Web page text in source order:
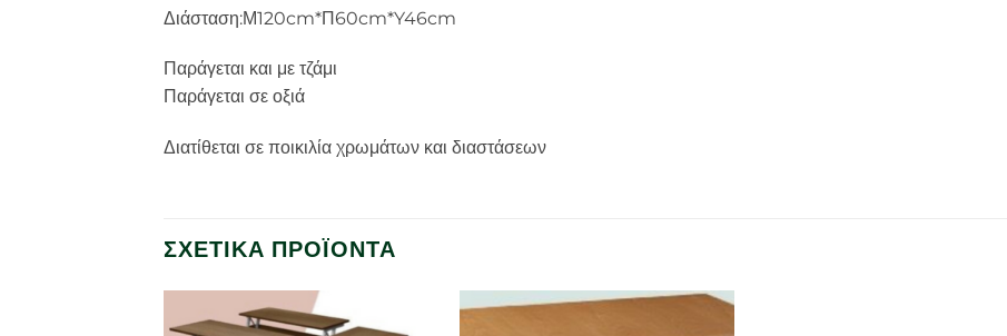
Διάσταση:Μ120cm*Π60cm*Y46cm
Παράγεται και με τζάμι
Παράγεται σε οξιά
Διατίθεται σε ποικιλία χρωμάτων και διαστάσεων
ΣΧΕΤΙΚΆ ΠΡΟΪΌΝΤΑ